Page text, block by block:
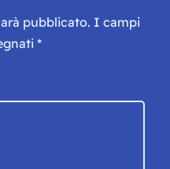
pubblicato. I campi
*